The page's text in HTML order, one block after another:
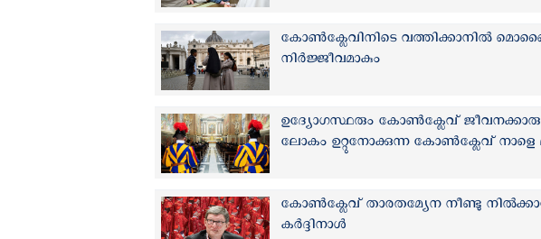
കോൺക്ലേവിനിടെ വത്തിക്കാനില്‍
നിർജ്ജീവമാകും
ഉദ്യോഗസ്ഥരും കോൺക്ലേവ്
ലോകം ഉറ്റുനോക്കുന്ന കോണ്‍ക്ലേവ്
കോൺക്ലേവ് താരതമ്യേന നീണ്ടു
കര്‍ദ്ദിനാള്‍